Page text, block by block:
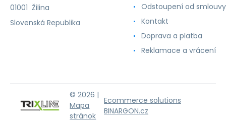
01001 Žilina
Slovenská Republika
Odstoupení od smlouvy
Kontakt
Doprava a platba
Reklamace a vrácení
© 2026 |
Mapa
stránok
Ecommerce solutions
BINARGON.cz